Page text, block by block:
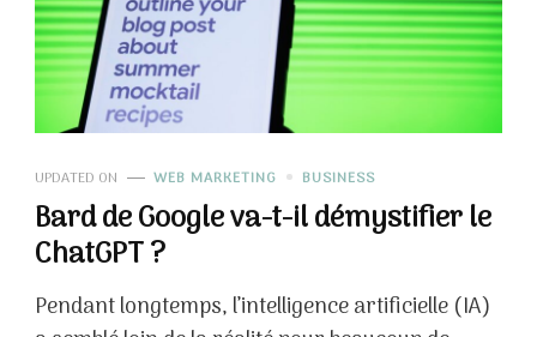
UPDATED ON WEB MARKETING BUSINESS
Bard de Google va-t-il démystifier le
ChatGPT ?
Pendant longtemps, l’intelligence artificielle (IA)